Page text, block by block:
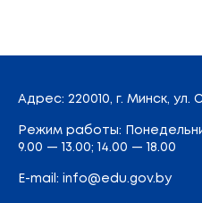
Адрес: 220010, г. Минск, ул.
Режим работы:
9.00 — 13.00; 14.00 — 18.00
E-mail: info@edu.gov.by